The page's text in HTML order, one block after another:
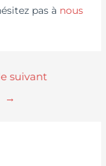
pas à nous
suivant
→